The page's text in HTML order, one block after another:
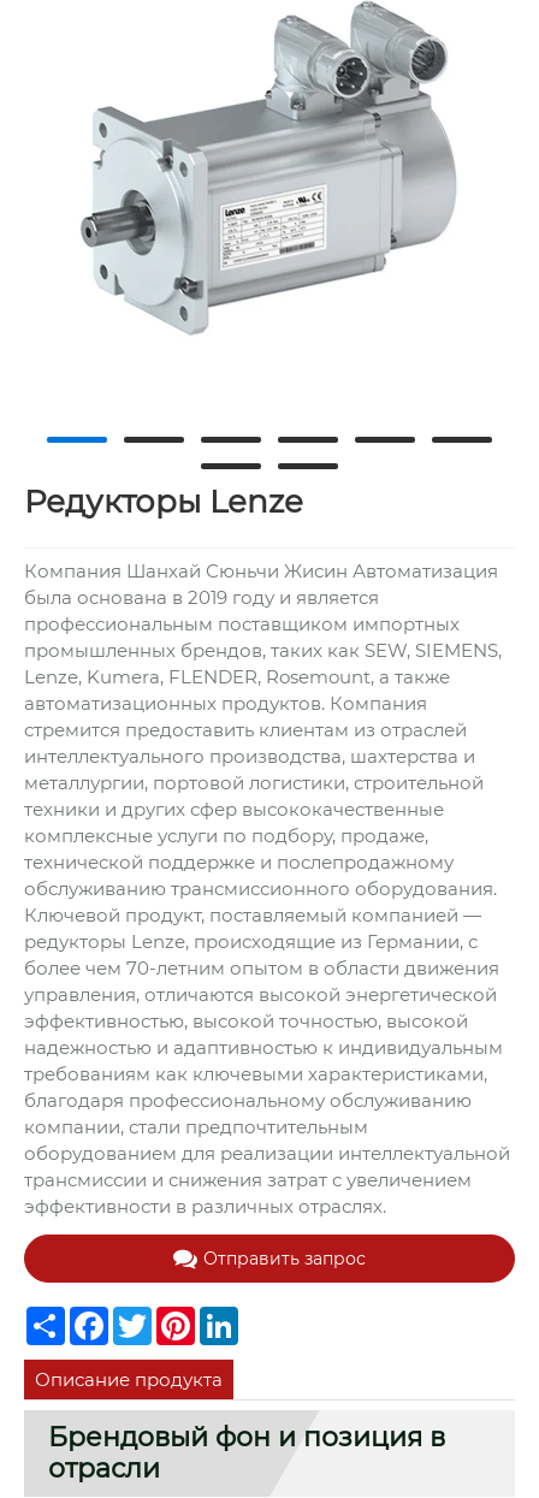
Редукторы Lenze
Компания Шанхай Сюньчи Жисин Автоматизация
была основана в 2019 году и является
профессиональным поставщиком импортных
промышленных брендов, таких как SEW, SIEMENS,
Lenze, Kumera, FLENDER, Rosemount, а также
автоматизационных продуктов. Компания
стремится предоставить клиентам из отраслей
интеллектуального производства, шахтерства и
металлургии, портовой логистики, строительной
техники и других сфер высококачественные
комплексные услуги по подбору, продаже,
технической поддержке и послепродажному
обслуживанию трансмиссионного оборудования.
Ключевой продукт, поставляемый компанией —
редукторы Lenze, происходящие из Германии, с
более чем 70-летним опытом в области движения
управления, отличаются высокой энергетической
эффективностью, высокой точностью, высокой
надежностью и адаптивностью к индивидуальным
требованиям как ключевыми характеристиками,
благодаря профессиональному обслуживанию
компании, стали предпочтительным
оборудованием для реализации интеллектуальной
трансмиссии и снижения затрат с увеличением
эффективности в различных отраслях.
Отправить запрос
ShareFacebook
TwitterPinterest
Описание продукта
Брендовый фон и позиция в
отрасли